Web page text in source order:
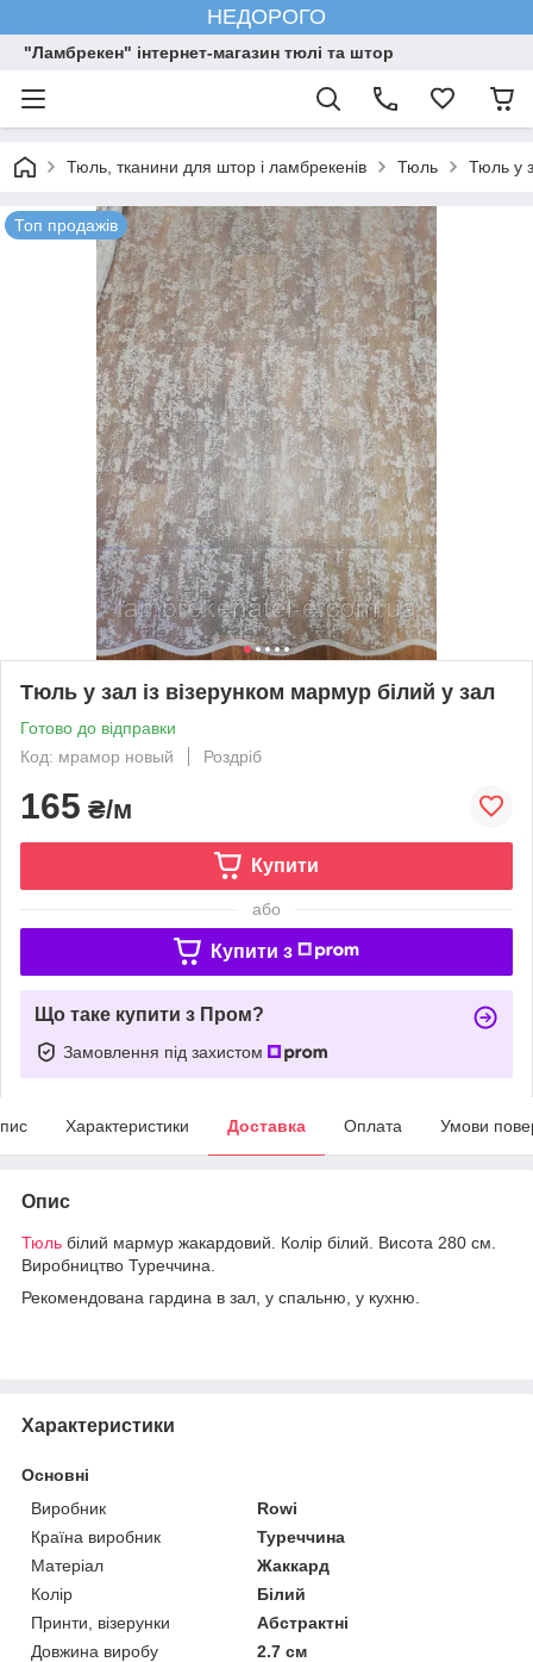
НЕДОРОГО
"Ламбрекен" інтернет-магазин тюлі та штор
Тюль, тканини для штор і ламбрекенів Тюль Тюль у
Топ продажів
Тюль у зал із візерунком мармур білий у зал
Готово до відправки
Код: мрамор новый
Роздріб
165 ₴/м
Купити
або
Купити з
Що таке купити з Пром?
Замовлення під захистом
Характеристики Доставка Оплата Умови
Опис
Тюль білий мармур жакардовий. Колір білий. Висота 280 см.
Виробництво Туреччина.
Рекомендована гардина в зал, у спальню, у кухню.
Характеристики
Основні
Виробник
Rowi
Країна виробник
Туреччина
Матеріал
Жаккард
Колір
Білий
Принти, візерунки
Абстрактні
Довжина виробу
2.7 см